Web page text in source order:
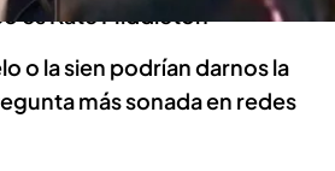
es Kate Middleton
o la sien podrían darnos la
más sonada en redes